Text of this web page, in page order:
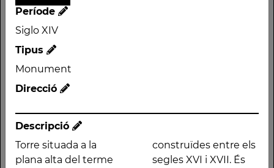
Període
Siglo XIV
Tipus
Monument
Direcció
Descripció
Torre situada a la
plana alta del terme
construïdes entre els
segles XVI i XVII. És
Tipus
Monument
Direcció
Descripció